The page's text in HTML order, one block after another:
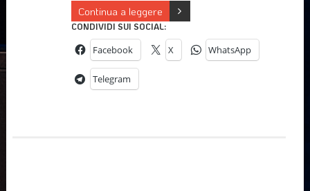
Continua a leggere
CONDIVIDI SUI SOCIAL:
Facebook X WhatsApp
Telegram